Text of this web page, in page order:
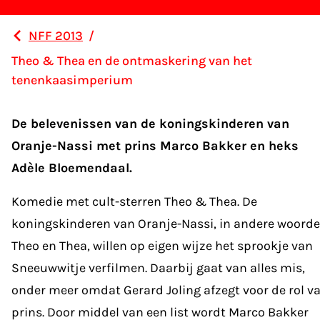
NFF 2013 /
Theo & Thea en de ontmaskering van het
tenenkaasimperium
De belevenissen van de koningskinderen van
Oranje-Nassi met prins Marco Bakker en heks
Adèle Bloemendaal.
Komedie met cult-sterren Theo & Thea. De
koningskinderen van Oranje-Nassi, in andere
Theo en Thea, willen op eigen wijze het sprookje van
Sneeuwwitje verfilmen. Daarbij gaat van alles mis,
onder meer omdat Gerard Joling afzegt voor de rol
prins. Door middel van een list wordt Marco Bakker